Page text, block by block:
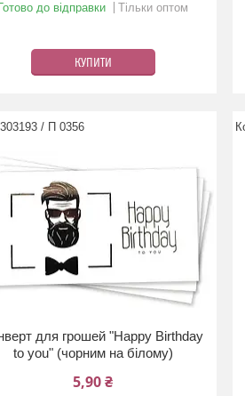
Готово до відправки Тільки оптом
КУПИТИ
303193 / П 0356
для грошей "Happy Birthday
to you" (чорним на білому)
5,90 ₴